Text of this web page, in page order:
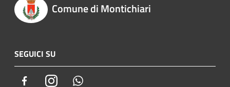
Comune di Montichiari
SEGUICI SU
FacebookInstagram